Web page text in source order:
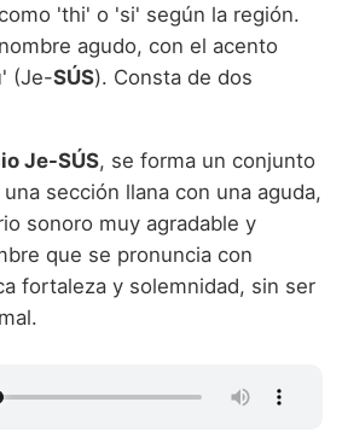
'thi' o 'si' según la región.
agudo, con el acento
(Je-SÚS). Consta de dos
Je-SÚS, se forma un conjunto
sección llana con una aguda,
sonoro muy agradable y
que se pronuncia con
fortaleza y solemnidad, sin ser